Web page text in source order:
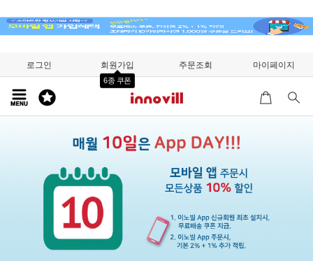
로그인 회원가입
6종 쿠폰
주문조회 마이페이지